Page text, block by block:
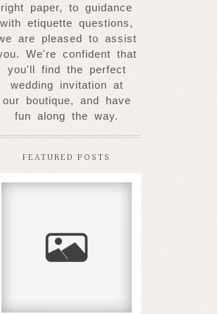
right paper, to guidance
with etiquette questions,
are pleased to assist
We're confident that
you'll find the perfect
wedding invitation at
our boutique, and have
fun along the way.
FEATURED POSTS
READ MORE...